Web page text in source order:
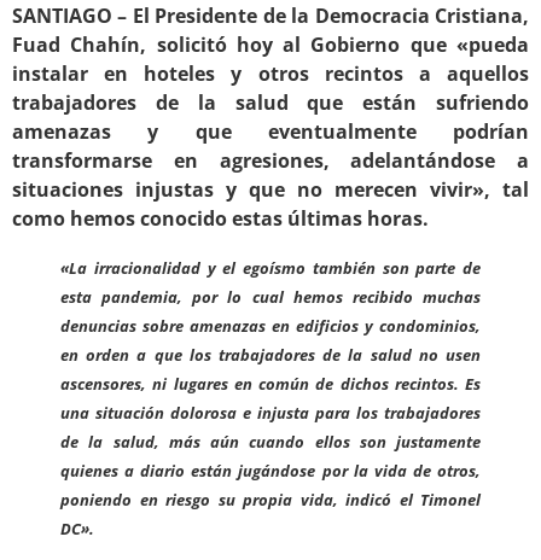
SANTIAGO – El Presidente de la Democracia Cristiana,
Fuad Chahín, solicitó hoy al Gobierno que «pueda
instalar en hoteles y otros recintos a aquellos
trabajadores de la salud que están sufriendo
amenazas y que eventualmente podrían
transformarse en agresiones, adelantándose a
situaciones injustas y que no merecen vivir», tal
como hemos conocido estas últimas horas.
«La irracionalidad y el egoísmo también son parte de
esta pandemia, por lo cual hemos recibido muchas
denuncias sobre amenazas en edificios y condominios,
en orden a que los trabajadores de la salud no usen
ascensores, ni lugares en común de dichos recintos. Es
una situación dolorosa e injusta para los trabajadores
de la salud, más aún cuando ellos son justamente
quienes a diario están jugándose por la vida de otros,
poniendo en riesgo su propia vida, indicó el Timonel
DC».